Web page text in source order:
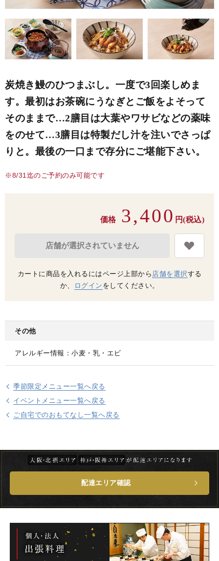
炭焼き鰻のひつまぶし。一度で3回楽しめま
す。最初はお茶碗にうなぎとご飯をよそって
そのままで…2膳目は大葉やワサビなどの薬味
をのせて…3膳目は特製だし汁を注いでさっぱ
りと。最後の一口まで存分にご堪能下さい。
※8/31迄のご予約のみ可能です
価格 3,400 円(税込)
店舗が選択されていません
カートに商品を入れるにはページ上部から 店舗を選択する
か、
ログインをしてください。
お買い物を続ける カートへ進む
その他
アレルギー情報：小麦・乳・エビ
季節限定メニュー一覧へ戻る
イベントメニュー一覧へ戻る
ご自宅でのおもてなし一覧へ戻る
配達エリア確認